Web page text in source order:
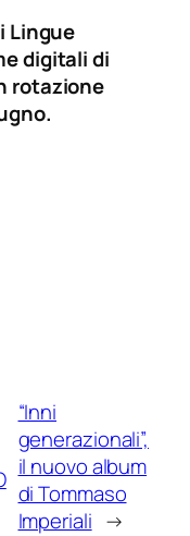
Lingue
digitali di
rotazione
“Inni
generazionali”,
il nuovo album
di Tommaso
Imperiali →